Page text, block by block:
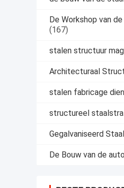
De Workshop van
(167)
stalen structuur
Architecturaal
stalen fabricage
structureel
Gegalvaniseerd
De Bouw van de